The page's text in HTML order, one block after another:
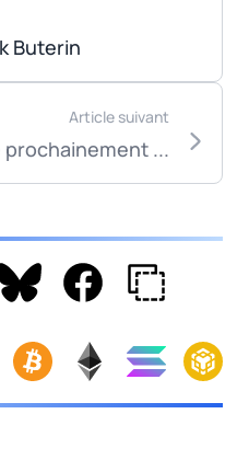
Buterin
Article suivant
prochainement ...